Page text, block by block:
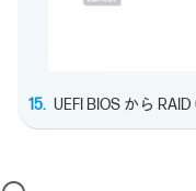
UEFI BIOS から